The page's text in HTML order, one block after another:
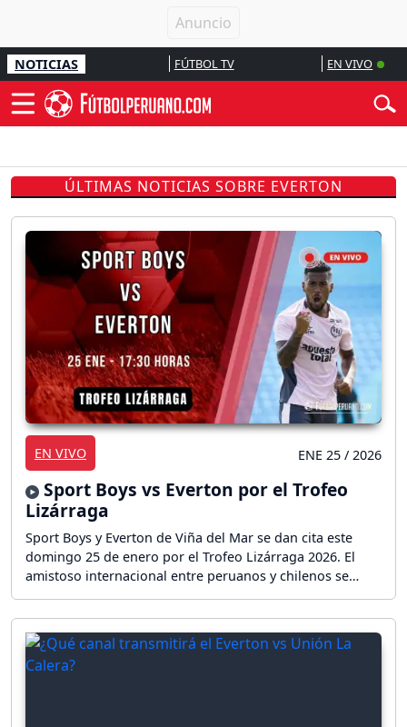
NOTICIAS FÚTBOL TV EN VIVO
ÚLTIMAS NOTICIAS SOBRE EVERTON
EN VIVO ENE 25 / 2026
Sport Boys vs Everton por el Trofeo
Lizárraga
Sport Boys y Everton de Viña del Mar se dan cita este
domingo 25 de enero por el Trofeo Lizárraga 2026. El
amistoso internacional entre peruanos y chilenos se
juega en el Estadio Miguel Grau desde las 17:30 horas
(22:30 GMT). ¡Sigue el partido en vivo!